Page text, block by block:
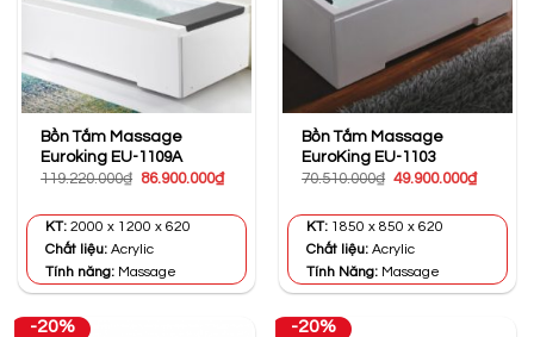
Bồn Tắm Massage
Euroking EU-1109A
119.220.000₫ Giá
119.220.000₫.
86.900.000₫Giá
là:
86.900.000₫.
KT: 2000 x 1200 x 620
Chất liệu: Acrylic
Tính năng: Massage
Bồn Tắm Massage
EuroKing EU-1103
70.510.000₫ Giá
70.510.000₫.
49.900.000₫Giá
KT: 1850 x 850 x 620
Chất liệu: Acrylic
Tính Năng: Massage
-20% -20%